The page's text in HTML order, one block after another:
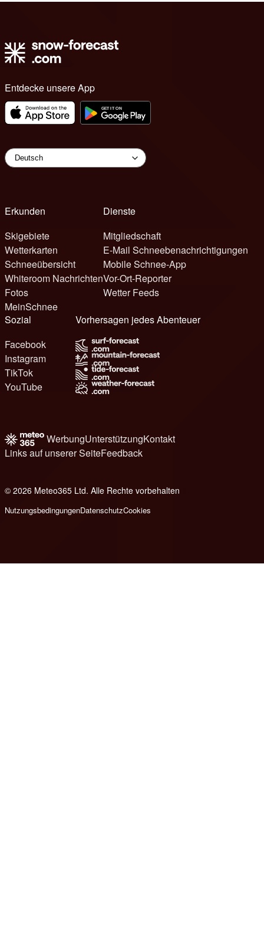
Entdecke unsere App
Erkunden
Skigebiete
Wetterkarten
Schneeübersicht
Whiteroom Nachrichten
Fotos
MeinSchnee
Dienste
Mitgliedschaft
E-Mail Schneebenachrichtigungen
Mobile Schnee-App
Vor-Ort-Reporter
Wetter Feeds
Sozial
Facebook
Instagram
TikTok
YouTube
Vorhersagen jedes Abenteuer
WerbungUnterstützungKontakt
Links auf unserer SeiteFeedback
© 2026 Meteo365 Ltd. Alle Rechte vorbehalten
NutzungsbedingungenDatenschutzCookies